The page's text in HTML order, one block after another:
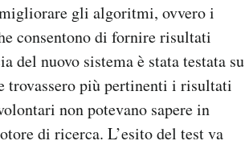
gli algoritmi, ovvero i
consentono di fornire risultati
del nuovo sistema è stata testata su
trovassero più pertinenti i risultati
non potevano sapere in
di ricerca. L’esito del test va